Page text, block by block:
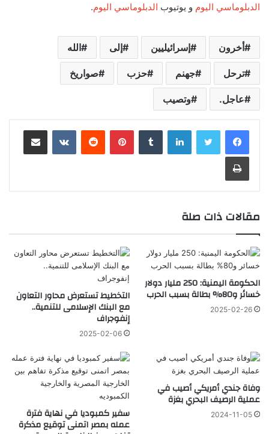
الدبلوماسي اليوم و يوتيوب الدبلوماسي اليوم.
أخرون إسرائيليين إلى الله
ترحل جهنم حزب صواريخ
عاجل. وتصيب
لينكدإن بينتيريست
مقالات ذات صلة
الحكومة اليمنية: 250 مليار دولار
خسائر و80% بطالة بسبب الحرب
2025-02-26
التخطيط تستعرض محاور التعاون
مع البنك الإسلامى للتنمية..
إنفوجراف
2025-02-06
وفاة جندي أمريكي أصيب في
عملية الرصيف البحري بغزة
2024-11-05 سفير كمبوديا في نهاية فترة
عمله بمصر اتمنى توقيع مذكرة